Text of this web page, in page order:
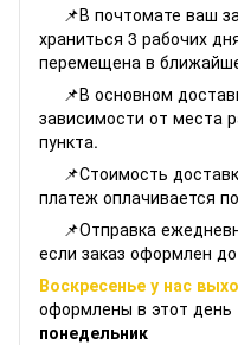
📌В почтомате ваш
храниться 3 рабочих
перемещена в
📌В основном
зависимости от места
пункта.
📌Стоимость
платеж оплачивается
📌Отправка
если заказ оформлен
Воскресенье у нас
оформлены в этот день
понедельник